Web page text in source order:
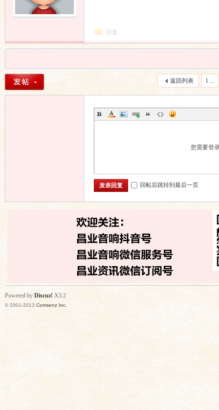
回复
1 ...
返回列表
您需要登
发表回复 回帖后跳转到最后一页
Powered by Discuz! X3.2
© 2001-2013 Comsenz Inc.